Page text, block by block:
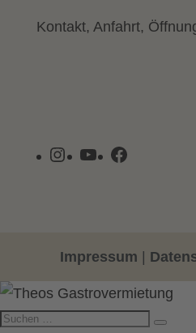
Kontakt, Anfahrt,
Instagram
YouTubeFacebook
Impressum